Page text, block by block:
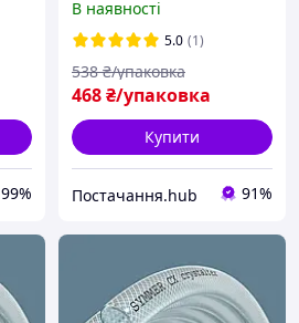
99%
високотискний
В наявності
5.0 (1)
468₴/упаковка
538 ₴/упаковка
Купити
Постачання.hub 91%